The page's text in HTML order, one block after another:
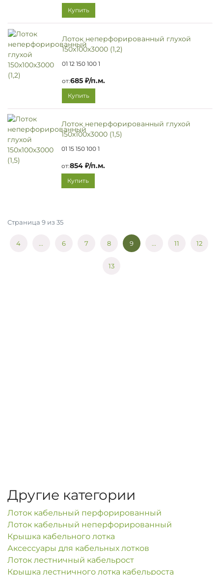
Купить
Лоток неперфорированный глухой
150х100х3000 (1,2)
01 12 150 100 1
от:685 ₽/п.м.
Купить
Лоток неперфорированный глухой
150х100х3000 (1,5)
01 15 150 100 1
от:854 ₽/п.м.
Купить
Страница 9 из 35
4 ... 6 7 8 9 ... 11 12
13
Другие категории
Лоток кабельный перфорированный
Лоток кабельный неперфорированный
Крышка кабельного лотка
Аксессуары для кабельных лотков
Лоток лестничный кабельрост
Крышка лестничного лотка кабельроста